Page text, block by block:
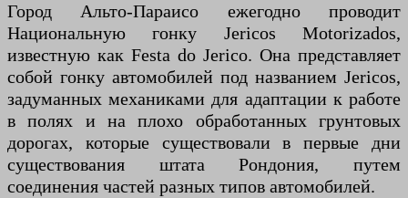
Город Альто-Параисо ежегодно проводит
Национальную гонку Jericos Motorizados,
известную как Festa do Jerico. Она представляет
собой гонку автомобилей под названием Jericos,
задуманных механиками для адаптации к работе
в полях и на плохо обработанных грунтовых
дорогах, которые существовали в первые дни
существования штата Рондония, путем
соединения частей разных типов автомобилей.